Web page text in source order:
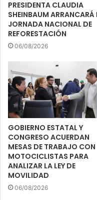
PRESIDENTA CLAUDIA
SHEINBAUM ARRANCARÁ
JORNADA NACIONAL DE
REFORESTACIÓN
06/08/2026
GOBIERNO ESTATAL Y
CONGRESO ACUERDAN
MESAS DE TRABAJO CON
MOTOCICLISTAS PARA
ANALIZAR LA LEY DE
MOVILIDAD
06/08/2026